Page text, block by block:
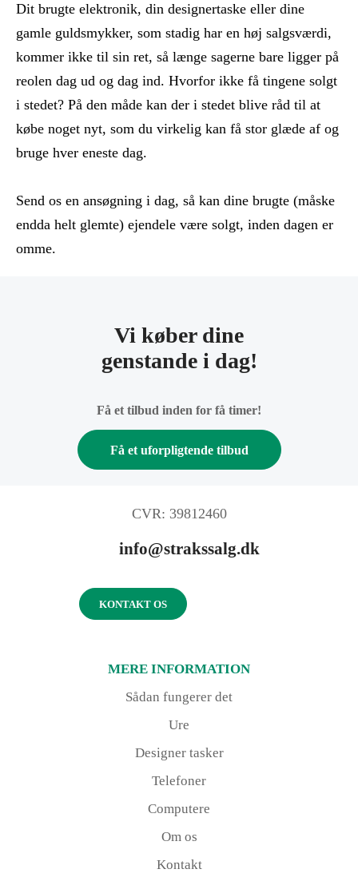
Dit brugte elektronik, din designertaske eller dine
gamle guldsmykker, som stadig har en høj salgsværdi,
kommer ikke til sin ret, så længe sagerne bare ligger på
reolen dag ud og dag ind. Hvorfor ikke få tingene solgt
i stedet? På den måde kan der i stedet blive råd til at
købe noget nyt, som du virkelig kan få stor glæde af og
bruge hver eneste dag.
Send os en ansøgning i dag, så kan dine brugte (måske
endda helt glemte) ejendele være solgt, inden dagen er
omme.
Vi køber dine
genstande i dag!
Få et tilbud inden for få timer!
Få et uforpligtende tilbud
MERE INFORMATION
Sådan fungerer det
Ure
Designer tasker
Telefoner
Computere
Om os
Kontakt
CVR: 39812460
info@strakssalg.dk
KONTAKT OS